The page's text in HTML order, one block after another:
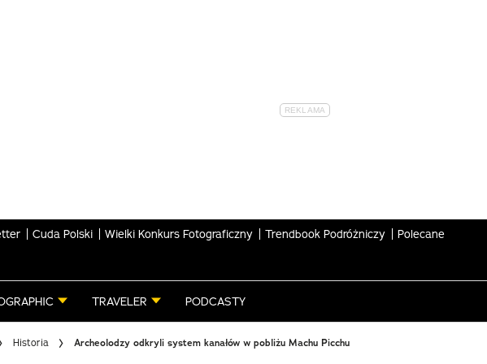
Cuda Polski Wielki Konkurs Fotograficzny Trendbook Podróżniczy Polecane
TRAVELER PODCASTY
Historia Archeolodzy odkryli system kanałów w pobliżu Machu Picchu